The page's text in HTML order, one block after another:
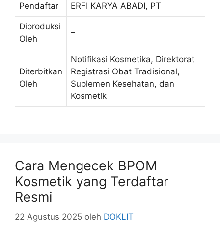
Pendaftar ERFI KARYA ABADI, PT
Diproduksi
Oleh
–
Diterbitkan
Oleh
Notifikasi Kosmetika, Direktorat
Registrasi Obat Tradisional,
Suplemen Kesehatan, dan
Kosmetik
Cara Mengecek BPOM
Kosmetik yang Terdaftar
Resmi
22 Agustus 2025 oleh DOKLIT